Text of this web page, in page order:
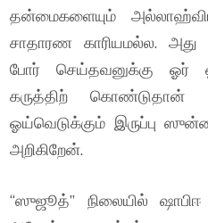
தன்மைகளையும்
சாதாரண காரியமல்ல.
போர் செய்தவனுக்கு ஓர்
கருத்திற் கொண்டுதான்
ஓய்வெடுக்கும் இருப்பு
அறிகிறேன்.
“ஸுஜூத்” நிலையில்